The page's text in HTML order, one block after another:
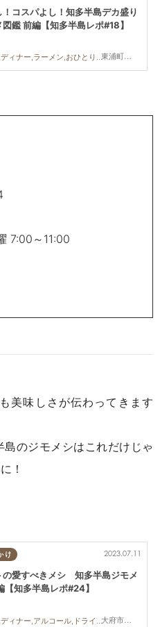
東浦町,半田市,武豊町
！コスパよし！知多半島デカ盛り
図鑑 前編【知多半島レポ#18】
ランチ,ディナー,ラーメン,おひとりさま,友人,コスパ抜群,知多半島レポ
7:00～11:00
美味しさが伝わってきます
のジモメシはこれだけじゃ
！
け
大府市,半田市,常滑市,武豊町
2023.07.11
の愛すべきメシ 知多半島ジモメ
【知多半島レポ#24】
ランチ,ディナー,アルコール,ドライブ,旅行,観光,知多半島レポ